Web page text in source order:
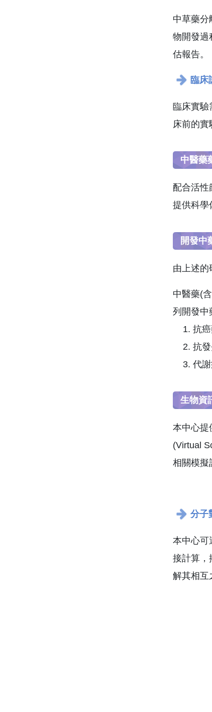
中草藥分
物開發過
估報告。
臨床
臨床實驗
床前的實
中醫藥
配合活性
提供科學
開發中
由上述的
中醫藥(
列開發中
抗
抗
代
生物資
本中心提
(Virtual
相關模擬
分子
本中心可
接計算，
解其相互